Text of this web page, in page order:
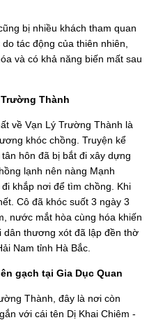
bị nhiều khách tham quan
tác động của thiên nhiên,
và có khả năng biến mất sau
Thành
về Vạn Lý Trường Thành là
khóc chồng. Truyện kể
hôn đã bị bắt đi xây dựng
lạnh nên nàng Mạnh
khắp nơi để tìm chồng. Khi
Cô đã khóc suốt 3 ngày 3
nước mắt hòa cùng hóa khiến
thương xót đã lập đền thờ
Nam tỉnh Hà Bắc.
gạch tại Gia Dục Quan
Thành, đây là nơi còn
với cái tên Dị Khai Chiêm -